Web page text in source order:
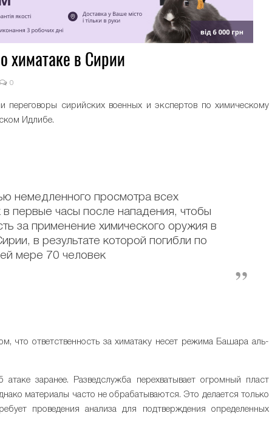
химатаке в Сирии
0
переговоры сирийских военных и экспертов по химическому
Идлибе.
немедленного просмотра всех
первые часы после нападения, чтобы
за применение химического оружия в
в результате которой погибли по
мере 70 человек
что ответственность за химатаку несет режима Башара аль-
заранее. Разведслужба перехватывает огромный пласт
материалы часто не обрабатываются. Это делается только
проведения анализа для подтверждения определенных